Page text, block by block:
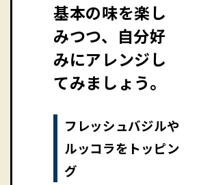
基本の味を楽し
みつつ、自分好
みにアレンジし
てみましょう。
フレッシュバジルや
ルッコラをトッピン
グ